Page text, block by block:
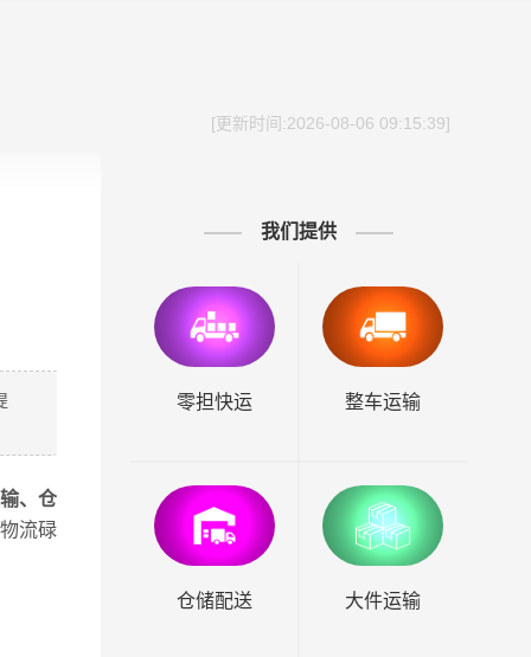
[更新时间:2026-08-06 09:15:39]
、仓
流碌
我们提供
零担快运 整车运输
仓储配送 大件运输